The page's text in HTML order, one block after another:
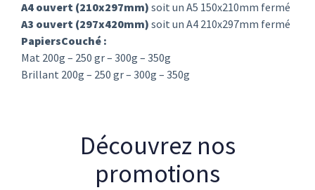
A4 ouvert (210x297mm) soit un A5 150x210mm fermé
A3 ouvert (297x420mm) soit un A4 210x297mm fermé
PapiersCouché :
Mat 200g – 250 gr – 300g – 350g
Brillant 200g – 250 gr – 300g – 350g
Découvrez nos
promotions